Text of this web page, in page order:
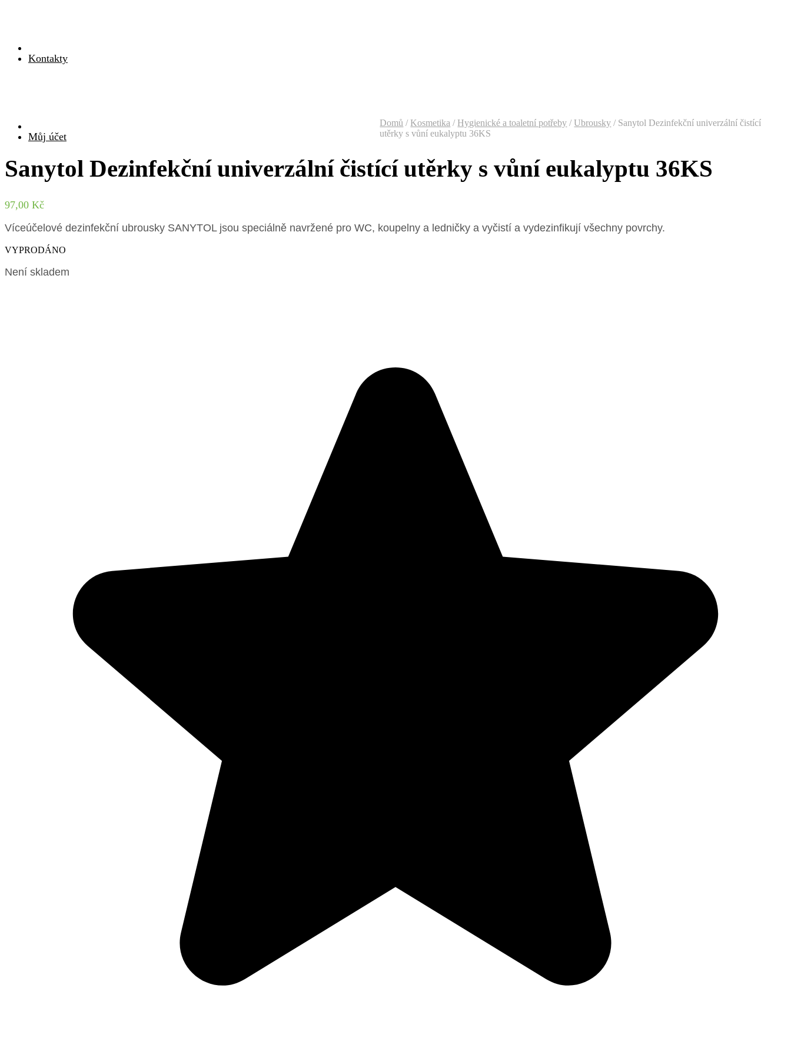
Kontakty
Můj účet
Domů / Kosmetika / Hygienické a toaletní potřeby / Ubrousky /Sanytol Dezinfekční univerzální čistící
utěrky s vůní eukalyptu 36KS
Sanytol Dezinfekční univerzální čistící utěrky s vůní eukalyptu 36KS
97,00 Kč
Víceúčelové dezinfekční ubrousky SANYTOL jsou speciálně navržené pro WC, koupelny a ledničky a vyčistí a vydezinfikují všechny povrchy.
VYPRODÁNO
Není skladem